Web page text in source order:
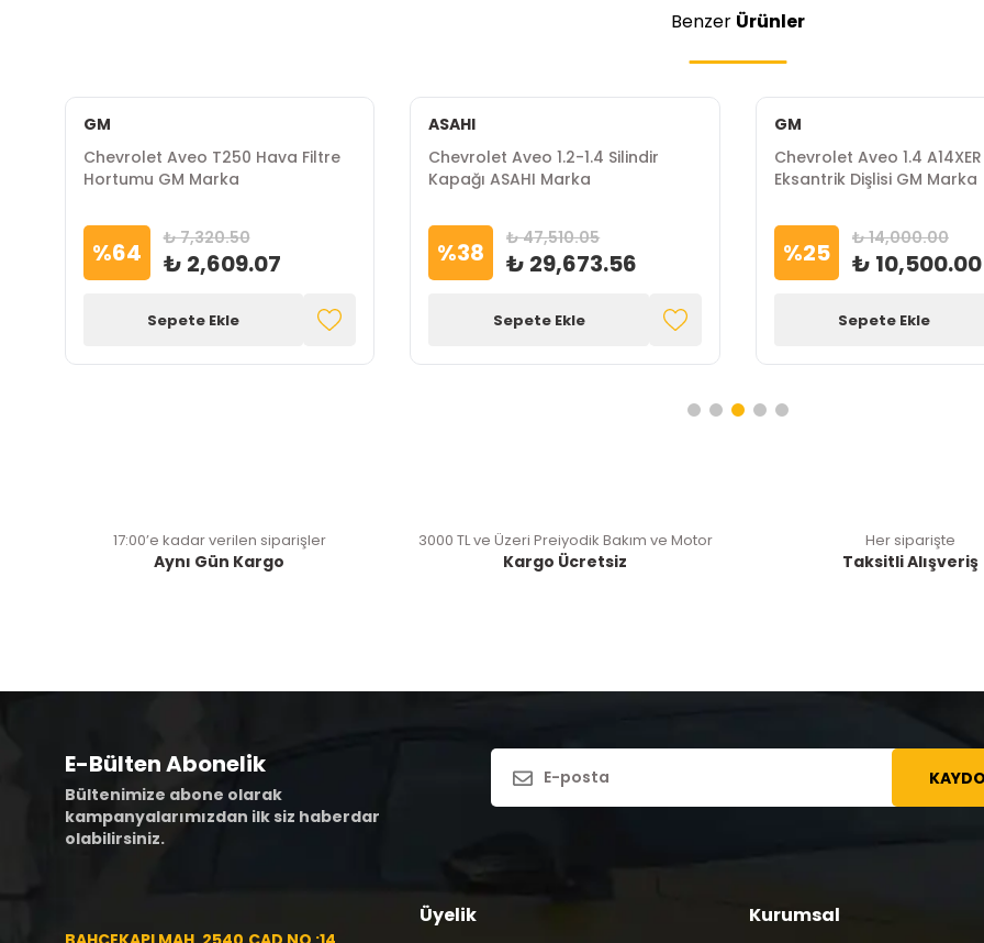
Benzer Ürünler
GM
Chevrolet Aveo T250 Hava Filtre
Hortumu GM Marka
%64 ₺ 7,320.50
₺ 2,609.07
Sepete Ekle
ASAHI
Chevrolet Aveo 1.2-1.4 Silindir
Kapağı ASAHI Marka
%38 ₺ 47,510.05
₺ 29,673.56
Sepete Ekle
GM
Chevrolet Aveo 1.4 A14XER
Eksantrik Dişlisi GM Marka
%25 ₺ 14,000.00
₺ 10,500.00
Sepete Ekle
17:00’e kadar verilen siparişler
Aynı Gün Kargo
3000 TL ve Üzeri Preiyodik Bakım ve Motor
Kargo Ücretsiz
Her siparişte
Taksitli Alışveriş
E-Bülten Abonelik
Bültenimize abone olarak
kampanyalarımızdan ilk siz haberdar
olabilirsiniz.
Üyelik Kurumsal